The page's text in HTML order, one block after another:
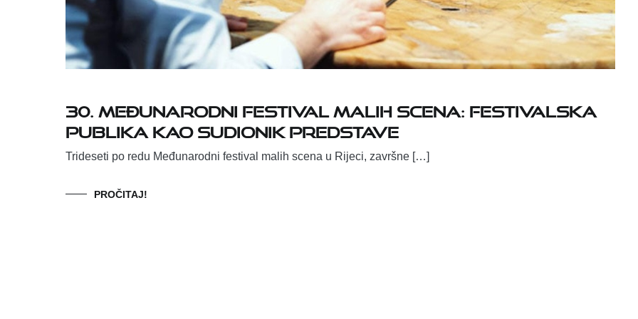
30. MEĐUNARODNI FESTIVAL MALIH SCENA: FESTIVALSKA
PUBLIKA KAO SUDIONIK PREDSTAVE
Trideseti po redu Međunarodni festival malih scena u Rijeci, završne […]
PROČITAJ!